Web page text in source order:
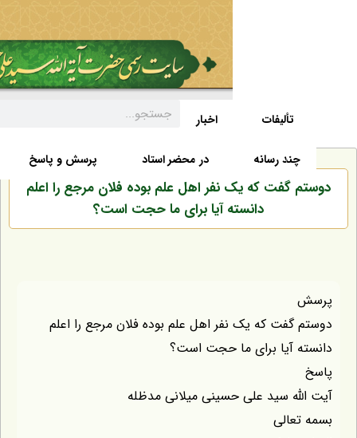
صفحه نخست زندگی نامه اخبار
پرسش و پاسخ در محضر استاد
که یک نفر اهل علم بوده فلان مرجع را اعلم
دانسته آیا برای ما حجت است؟
که یک نفر اهل علم بوده فلان مرجع را اعلم
آیا برای ما حجت است؟
سید علی حسینی میلانی مدظله